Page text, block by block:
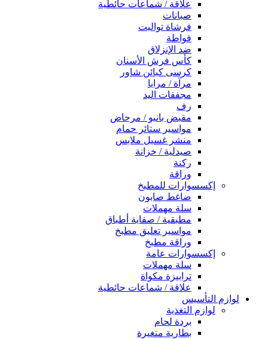
علاقة / شماعات حائطية
صبانات
فرشاة تواليت
فواطة
ضد الإنزلاق
كأس فرش الأسنان
كرسى كبائن شاور
مرآة / مرايا
مجففات اليد
رف
مقبض بانيو / مرحاض
مواسير ستائر حمام
منشر غسيل ملابس
صيدلية / خزانة
ركنة
وراقة
إكسسوارات للمطبخ
ضاغط صابون
سلة مهملات
مطبقية / صفاية أطباق
مواسير تعليق مطبخ
وراقة مطبخ
إكسسوارات عامة
سلة مهملات
ترابيزة مكواة
علاقة / شماعات حائطية
لوازم التأسيس
لوازم التغذية
بردة لحام
بطارية متغيرة